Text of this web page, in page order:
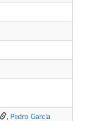
, Pedro García